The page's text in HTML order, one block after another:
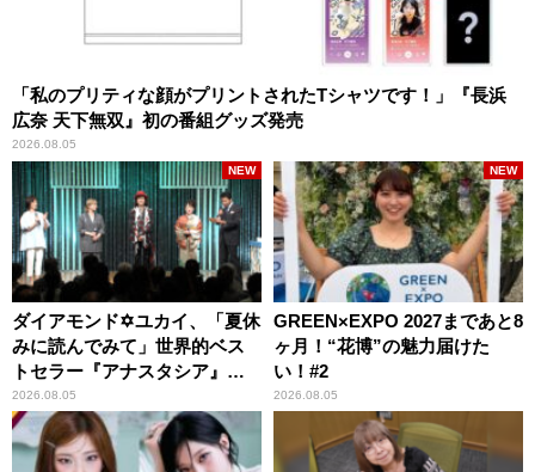
「私のプリティな顔がプリントされたTシャツです！」『長浜
広奈 天下無双』初の番組グッズ発売
2026.08.05
ダイアモンド✡ユカイ、「夏休
みに読んでみて」世界的ベス
トセラー『アナスタシア』を
紹介
2026.08.05
NEW
GREEN×EXPO 2027まであと8
ヶ月！“花博”の魅力届けた
い！#2
2026.08.05
NEW